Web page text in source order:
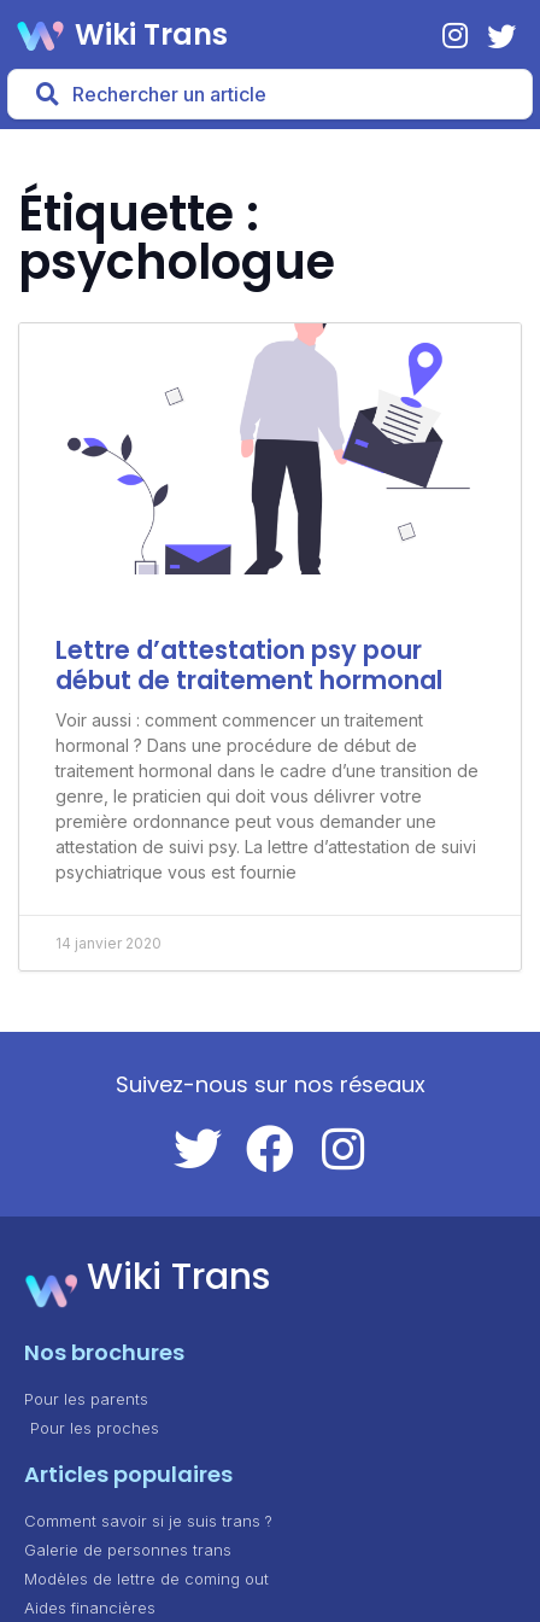
Wiki Trans
Étiquette :
psychologue
Lettre d’attestation psy pour
début de traitement hormonal
Voir aussi : comment commencer un traitement
hormonal ? Dans une procédure de début de
traitement hormonal dans le cadre d’une transition de
genre, le praticien qui doit vous délivrer votre
première ordonnance peut vous demander une
attestation de suivi psy. La lettre d’attestation de suivi
psychiatrique vous est fournie
14 janvier 2020
Suivez-nous sur nos réseaux
Wiki Trans
Nos brochures
Pour les parents
Pour les proches
Articles populaires
Comment savoir si je suis trans ?
Galerie de personnes trans
Modèles de lettre de coming out
Aides financières